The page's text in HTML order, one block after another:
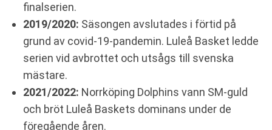
finalserien.
2019/2020: Säsongen avslutades i förtid på
grund av covid-19-pandemin. Luleå Basket ledde
serien vid avbrottet och utsågs till svenska
mästare.
2021/2022: Norrköping Dolphins vann SM-guld
och bröt Luleå Baskets dominans under de
föregående åren.